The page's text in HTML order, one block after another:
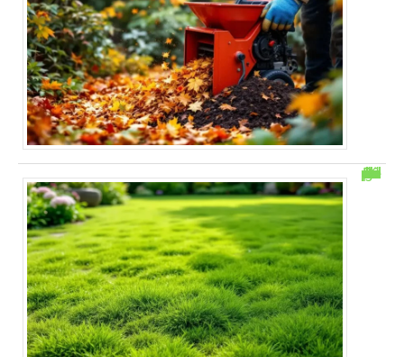
Remède de grand-mère pour enlever la mousse dans la pelouse : 6 astuces simples